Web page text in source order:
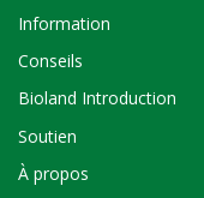
Information
Conseils
Bioland Introduction
Soutien
À propos